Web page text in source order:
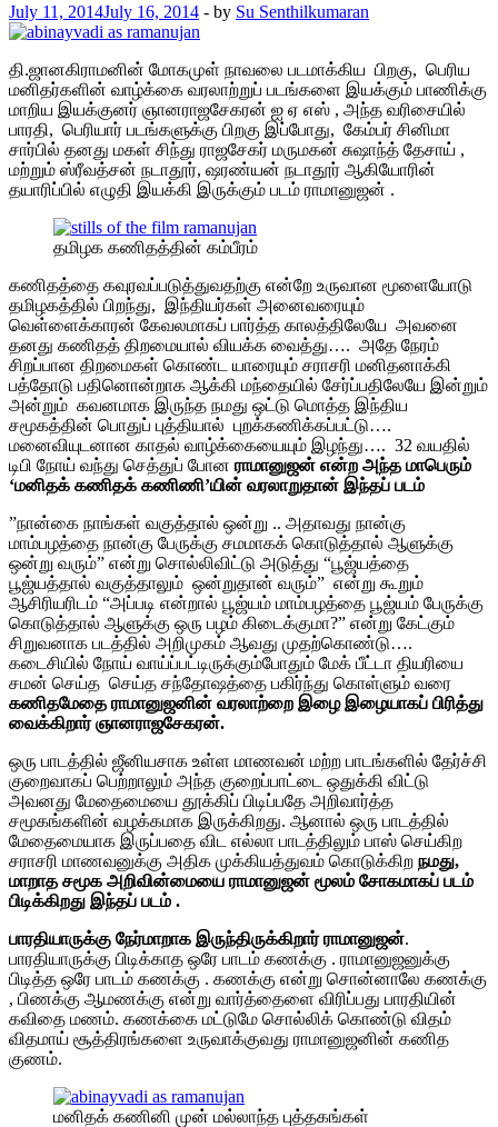
July 11, 2014July 16, 2014 - by Su Senthilkumaran
தி.ஜானகிராமனின் மோகமுள் நாவலை படமாக்கிய பிறகு, பெரிய
மனிதர்களின் வாழ்க்கை வரலாற்றுப் படங்களை இயக்கும் பாணிக்கு
மாறிய இயக்குனர் ஞானராஜசேகரன் ஐ ஏ எஸ் , அந்த வரிசையில்
பாரதி, பெரியார் படங்களுக்கு பிறகு இப்போது, கேம்பர் சினிமா
சார்பில் தனது மகள் சிந்து ராஜசேகர் மருமகன் சுஷாந்த் தேசாய் ,
மற்றும் ஸ்ரீவத்சன் நடாதூர், ஷரண்யன் நடாதூர் ஆகியோரின்
தயாரிப்பில் எழுதி இயக்கி இருக்கும் படம் ராமானுஜன் .
தமிழக கணிதத்தின் கம்பீரம்
கணிதத்தை கவுரவப்படுத்துவதற்கு என்றே உருவான மூளையோடு
தமிழகத்தில் பிறந்து, இந்தியர்கள் அனைவரையும்
வெள்ளைக்காரன் கேவலமாகப் பார்த்த காலத்திலேயே அவனை
தனது கணிதத் திறமையால் வியக்க வைத்து…. அதே நேரம்
சிறப்பான திறமைகள் கொண்ட யாரையும் சராசரி மனிதனாக்கி
பத்தோடு பதினொன்றாக ஆக்கி மந்தையில் சேர்ப்பதிலேயே இன்றும்
அன்றும் கவனமாக இருந்த நமது ஒட்டு மொத்த இந்திய
சமூகத்தின் பொதுப் புத்தியால் புறக்கணிக்கப்பட்டு….
மனைவியுடனான காதல் வாழ்க்கையையும் இழந்து…. 32 வயதில்
டிபி நோய் வந்து செத்துப் போன ராமானுஜன் என்ற அந்த மாபெரும்
‘மனிதக் கணிதக் கணிணி’யின் வரலாறுதான் இந்தப் படம்
”நான்கை நாங்கள் வகுத்தால் ஒன்று .. அதாவது நான்கு
மாம்பழத்தை நான்கு பேருக்கு சமமாகக் கொடுத்தால் ஆளுக்கு
ஒன்று வரும்” என்று சொல்லிவிட்டு அடுத்து “பூஜ்யத்தை
பூஜ்யத்தால் வகுத்தாலும் ஒன்றுதான் வரும்” என்று கூறும்
ஆசிரியரிடம் “அப்படி என்றால் பூஜ்யம் மாம்பழத்தை பூஜ்யம் பேருக்கு
கொடுத்தால் ஆளுக்கு ஒரு பழம் கிடைக்குமா?” என்று கேட்கும்
சிறுவனாக படத்தில் அறிமுகம் ஆவது முதற்கொண்டு….
கடைசியில் நோய் வாய்ப்பட்டிருக்கும்போதும் மேக் பீட்டா தியரியை
சமன் செய்த செய்த சந்தோஷத்தை பகிர்ந்து கொள்ளும் வரை
கணிதமேதை ராமானுஜனின் வரலாற்றை இழை இழையாகப் பிரித்து
வைக்கிறார் ஞானராஜசேகரன்.
ஒரு பாடத்தில் ஜீனியசாக உள்ள மாணவன் மற்ற பாடங்களில் தேர்ச்சி
குறைவாகப் பெற்றாலும் அந்த குறைப்பாட்டை ஒதுக்கி விட்டு
அவனது மேதைமையை தூக்கிப் பிடிப்பதே அறிவார்த்த
சமூகங்களின் வழக்கமாக இருக்கிறது. ஆனால் ஒரு பாடத்தில்
மேதைமையாக இருப்பதை விட எல்லா பாடத்திலும் பாஸ் செய்கிற
சராசரி மாணவனுக்கு அதிக முக்கியத்துவம் கொடுக்கிற நமது,
மாறாத சமூக அறிவின்மையை ராமானுஜன் மூலம் சோகமாகப் படம்
பிடிக்கிறது இந்தப் படம் .
பாரதியாருக்கு நேர்மாறாக இருந்திருக்கிறார் ராமானுஜன்.
பாரதியாருக்கு பிடிக்காத ஒரே பாடம் கணக்கு . ராமானுஜனுக்கு
பிடித்த ஒரே பாடம் கணக்கு . கணக்கு என்று சொன்னாலே கணக்கு
, பிணக்கு ஆமணக்கு என்று வார்த்தைளை விரிப்பது பாரதியின்
கவிதை மணம். கணக்கை மட்டுமே சொல்லிக் கொண்டு விதம்
விதமாய் சூத்திரங்களை உருவாக்குவது ராமானுஜனின் கணித
குணம்.
மனிதக் கணினி முன் மல்லாந்த புத்தகங்கள்